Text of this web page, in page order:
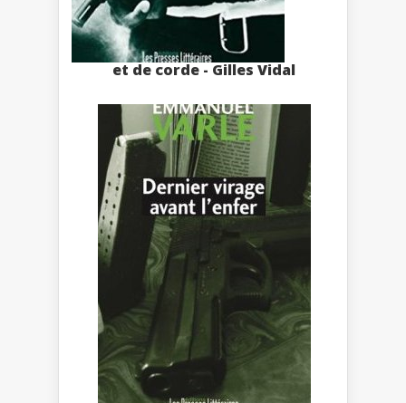
et de corde - Gilles Vidal